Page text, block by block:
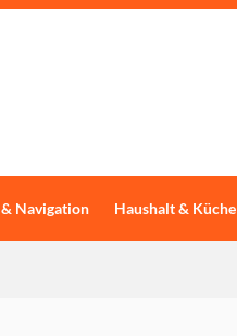
Navigation Haushalt & Küche